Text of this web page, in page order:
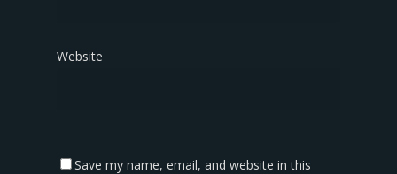
Website
Save my name, email, and website in this